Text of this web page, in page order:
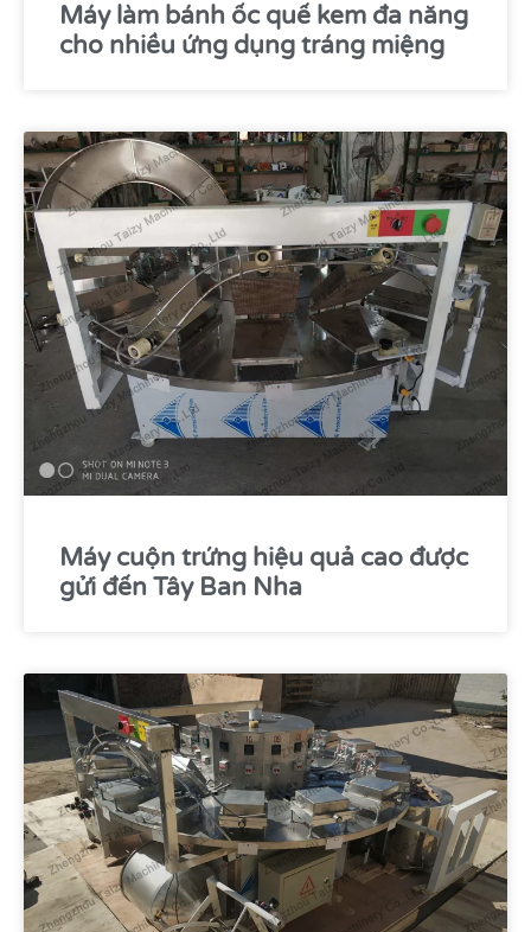
Máy làm bánh ốc quế kem đa năng
cho nhiều ứng dụng tráng miệng
Máy cuộn trứng hiệu quả cao được
gửi đến Tây Ban Nha